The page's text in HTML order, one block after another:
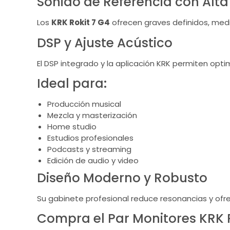
Los KRK Rokit 7 G4 ofrecen graves definidos,
DSP y Ajuste Acústico
El DSP integrado y la aplicación KRK permiten
Ideal para:
Producción musical
Mezcla y masterización
Home studio
Estudios profesionales
Podcasts y streaming
Edición de audio y video
Diseño Moderno y Robusto
Su gabinete profesional reduce resonancias y
Compra el Par Monitores